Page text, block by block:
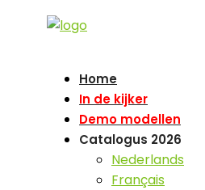
Home
In de kijker
Demo modellen
Catalogus 2026
Nederlands
Français